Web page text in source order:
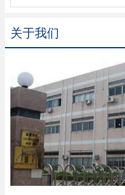
关于我们